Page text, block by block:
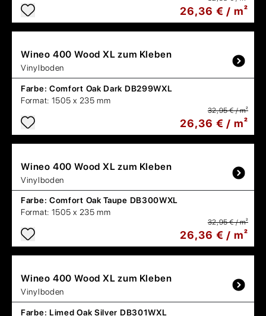
26,36 € / m²
Wineo 400 Wood XL zum Kleben
Vinylboden
Farbe: Comfort Oak Dark DB299WXL
Format: 1505 x 235 mm
32,95 € / m²
26,36 € / m²
Wineo 400 Wood XL zum Kleben
Vinylboden
Farbe: Comfort Oak Taupe DB300WXL
Format: 1505 x 235 mm
32,95 € / m²
26,36 € / m²
Wineo 400 Wood XL zum Kleben
Vinylboden
Farbe: Limed Oak Silver DB301WXL